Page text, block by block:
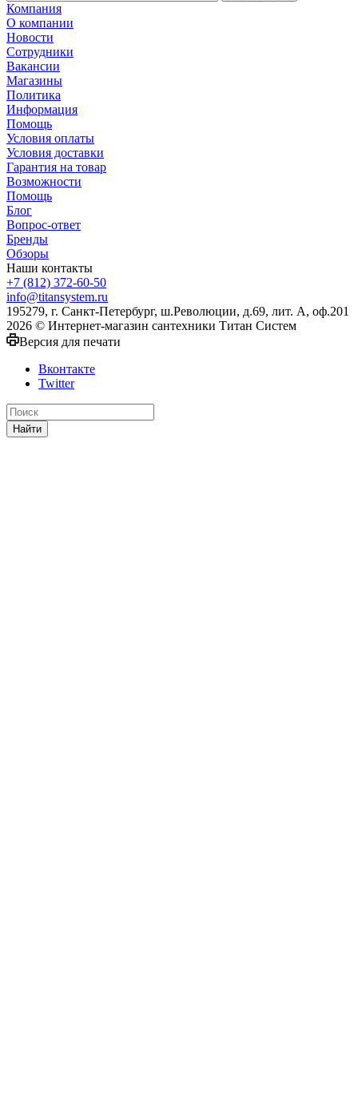
Компания
О компании
Новости
Сотрудники
Вакансии
Магазины
Политика
Информация
Помощь
Условия оплаты
Условия доставки
Гарантия на товар
Возможности
Помощь
Блог
Вопрос-ответ
Бренды
Обзоры
Наши контакты
+7 (812) 372-60-50
info@titansystem.ru
195279, г. Санкт-Петербург, ш.Революции, д.69, лит. А, оф.201
2026 © Интернет-магазин сантехники Титан Систем
Версия для печати
Вконтакте
Twitter
Найти